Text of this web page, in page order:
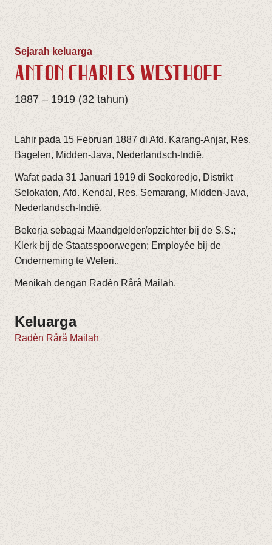
Sejarah keluarga
ANTON CHARLES WESTHOFF
1887 – 1919 (32 tahun)
Lahir pada 15 Februari 1887 di Afd. Karang-Anjar, Res.
Bagelen, Midden-Java, Nederlandsch-Indië.
Wafat pada 31 Januari 1919 di Soekoredjo, Distrikt
Selokaton, Afd. Kendal, Res. Semarang, Midden-Java,
Nederlandsch-Indië.
Bekerja sebagai Maandgelder/opzichter bij de S.S.;
Klerk bij de Staatsspoorwegen; Employée bij de
Onderneming te Weleri..
Menikah dengan Radèn Rårå Mailah.
Keluarga
Radèn Rårå Mailah